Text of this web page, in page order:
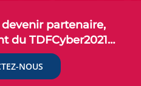
partenaire,
du TDFCyber2021…
NOUS